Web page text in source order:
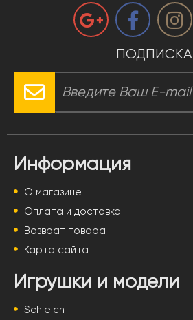
ПОДПИСКА
Информация
О магазине
Оплата и доставка
Возврат товара
Карта сайта
Игрушки и модели
Schleich